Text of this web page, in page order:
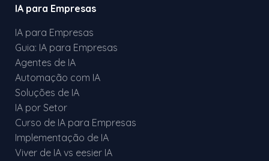
IA para Empresas
IA para Empresas
Guia: IA para Empresas
Agentes de IA
Automação com IA
Soluções de IA
IA por Setor
Curso de IA para Empresas
Implementação de IA
Viver de IA vs eesier IA